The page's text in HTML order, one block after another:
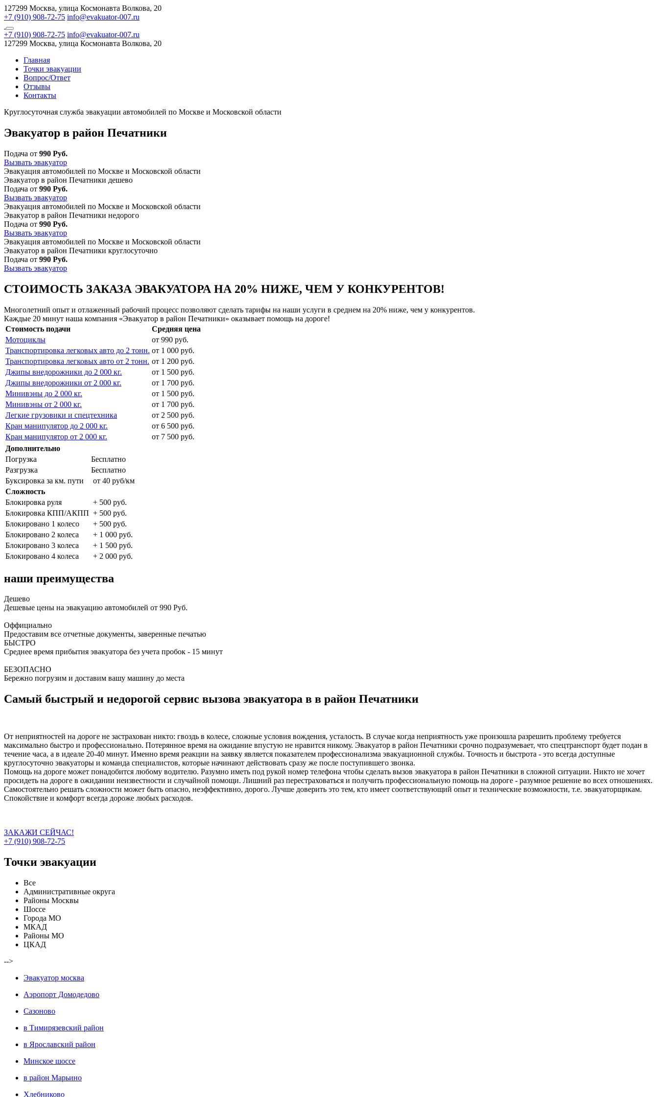
127299 Москва, улица Космонавта Волкова, 20
+7 (910) 908-72-75 info@evakuator-007.ru
+7 (910) 908-72-75 info@evakuator-007.ru
127299 Москва, улица Космонавта Волкова, 20
Главная
Точки эвакуации
Вопрос/Ответ
Отзывы
Контакты
Круглосуточная служба эвакуации автомобилей по Москве и Московской области
Эвакуатор в район Печатники
Подача от 990 Руб.
Вызвать эвакуатор
Эвакуация автомобилей по Москве и Московской области
Эвакуатор в район Печатники дешево
Подача от 990 Руб.
Вызвать эвакуатор
Эвакуация автомобилей по Москве и Московской области
Эвакуатор в район Печатники недорого
Подача от 990 Руб.
Вызвать эвакуатор
Эвакуация автомобилей по Москве и Московской области
Эвакуатор в район Печатники круглосуточно
Подача от 990 Руб.
Вызвать эвакуатор
СТОИМОСТЬ ЗАКАЗА ЭВАКУАТОРА НА 20% НИЖЕ, ЧЕМ У КОНКУРЕНТОВ!
Многолетний опыт и отлаженный рабочий процесс позволяют сделать тарифы на наши услуги в среднем на 20% ниже, чем у конкурентов.
Каждые 20 минут наша компания «Эвакуатор в район Печатники» оказывает помощь на дороге!
Стоимость подачи
Средняя цена
Мотоциклы
от 990 руб.
Транспортировка легковых авто до 2 тонн. от 1 000 руб.
Транспортировка легковых авто от 2 тонн. от 1 200 руб.
Джипы внедорожники до 2 000 кг.
от 1 500 руб.
Джипы внедорожники от 2 000 кг.
от 1 700 руб.
Минивэны до 2 000 кг.
от 1 500 руб.
Минивэны от 2 000 кг.
от 1 700 руб.
Легкие грузовики и спецтехника
от 2 500 руб.
Кран манипулятор до 2 000 кг.
от 6 500 руб.
Кран манипулятор от 2 000 кг.
от 7 500 руб.
Дополнительно
Погрузка
Бесплатно
Разгрузка
Бесплатно
Буксировка за км. пути
от 40 руб/км
Сложность
Блокировка руля
+ 500 руб.
Блокировка КПП/АКПП + 500 руб.
Блокировано 1 колесо
+ 500 руб.
Блокировано 2 колеса
+ 1 000 руб.
Блокировано 3 колеса
+ 1 500 руб.
Блокировано 4 колеса
+ 2 000 руб.
наши преимущества
Дешево
Дешевые цены на эвакуацию автомобилей от 990 Руб.
Оффициально
Предоставим все отчетные документы, заверенные печатью
БЫСТРО
Среднее время прибытия эвакуатора без учета пробок - 15 минут
БЕЗОПАСНО
Бережно погрузим и доставим вашу машину до места
Самый быстрый и недорогой сервис вызова эвакуатора в в район Печатники
От неприятностей на дороге не застрахован никто: гвоздь в колесе, сложные условия вождения, усталость. В случае когда неприятность уже произошла разрешить проблему требуется
максимально быстро и профессионально. Потерянное время на ожидание впустую не нравится никому. Эвакуатор в район Печатники срочно подразумевает, что спецтранспорт будет подан в
течение часа, а в идеале 20-40 минут. Именно время реакции на заявку является показателем профессионализма эвакуационной службы. Точность и быстрота - это всегда доступные
круглосуточно эвакуаторы и команда специалистов, которые начинают действовать сразу же после поступившего звонка.
Помощь на дороге может понадобится любому водителю. Разумно иметь под рукой номер телефона чтобы сделать вызов эвакуатора в район Печатники в сложной ситуации. Никто не хочет
просидеть на дороге в ожидании неизвестности и случайной помощи. Лишний раз перестраховаться и получить профессиональную помощь на дороге - разумное решение во всех отношениях.
Самостоятельно решать сложности может быть опасно, неэффективно, дорого. Лучше доверить это тем, кто имеет соответствующий опыт и технические возможности, т.е. эвакуаторщикам.
Спокойствие и комфорт всегда дороже любых расходов.
ЗАКАЖИ СЕЙЧАС!
+7 (910) 908-72-75
Точки эвакуации
Все
Административные округа
Районы Москвы
Шоссе
Города МО
МКАД
Районы МО
ЦКАД
-->
Эвакуатор москва
Аэропорт Домодедово
Сазоново
в Тимирязевский район
в Ярославский район
Минское шоссе
в район Марьино
Хлебниково